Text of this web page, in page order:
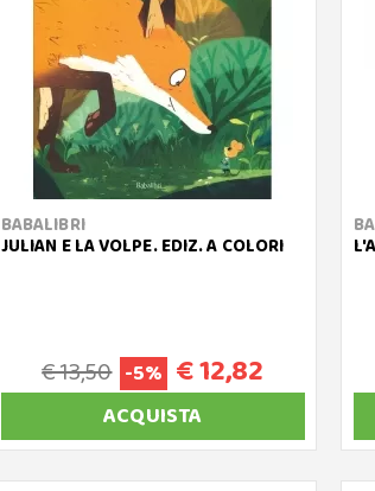
BABALIBRI
JULIAN E LA VOLPE. EDIZ. A COLORI
€ 13,50 -5% € 12,82
ACQUISTA